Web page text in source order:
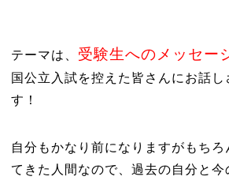
テーマは、 受験生へのメッセー
国公立入試を控えた皆さんにお話し
す！
自分もかなり前になりますがもちろ
てきた人間なので、過去の自分と今